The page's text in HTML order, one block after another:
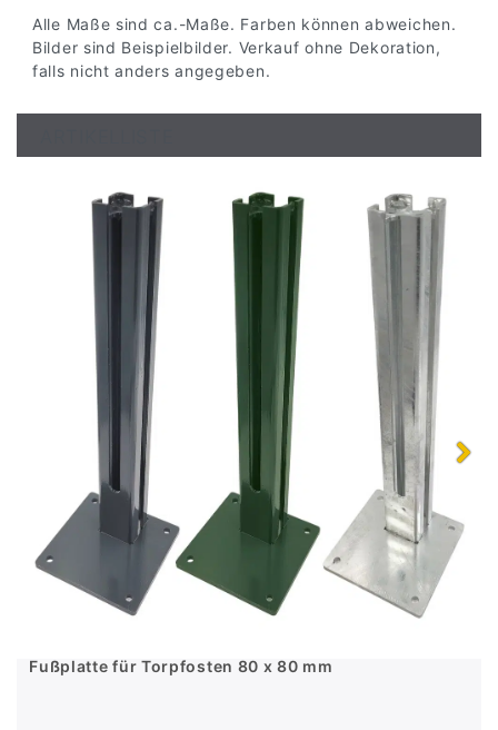
Alle Maße sind ca.-Maße. Farben können abweichen.
Bilder sind Beispielbilder. Verkauf ohne Dekoration,
falls nicht anders angegeben.
Fußplatte für Torpfosten 80 x 80 mm